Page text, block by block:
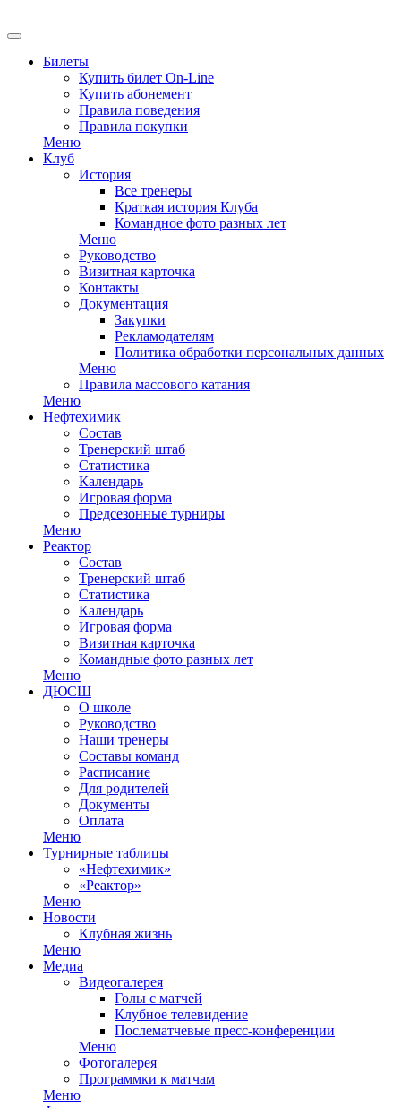
Билеты
Купить билет On-Line
Купить абонемент
Правила поведения
Правила покупки
Меню
Клуб
История
Все тренеры
Краткая история Клуба
Командное фото разных лет
Меню
Руководство
Визитная карточка
Контакты
Документация
Закупки
Рекламодателям
Политика обработки персональных данных
Меню
Правила массового катания
Меню
Нефтехимик
Состав
Тренерский штаб
Статистика
Календарь
Игровая форма
Предсезонные турниры
Меню
Реактор
Состав
Тренерский штаб
Статистика
Календарь
Игровая форма
Визитная карточка
Командные фото разных лет
Меню
ДЮСШ
О школе
Руководство
Наши тренеры
Составы команд
Расписание
Для родителей
Документы
Оплата
Меню
Турнирные таблицы
«Нефтехимик»
«Реактор»
Меню
Новости
Клубная жизнь
Меню
Медиа
Видеогалерея
Голы с матчей
Клубное телевидение
Послематчевые пресс-конференции
Меню
Фотогалерея
Программки к матчам
Меню